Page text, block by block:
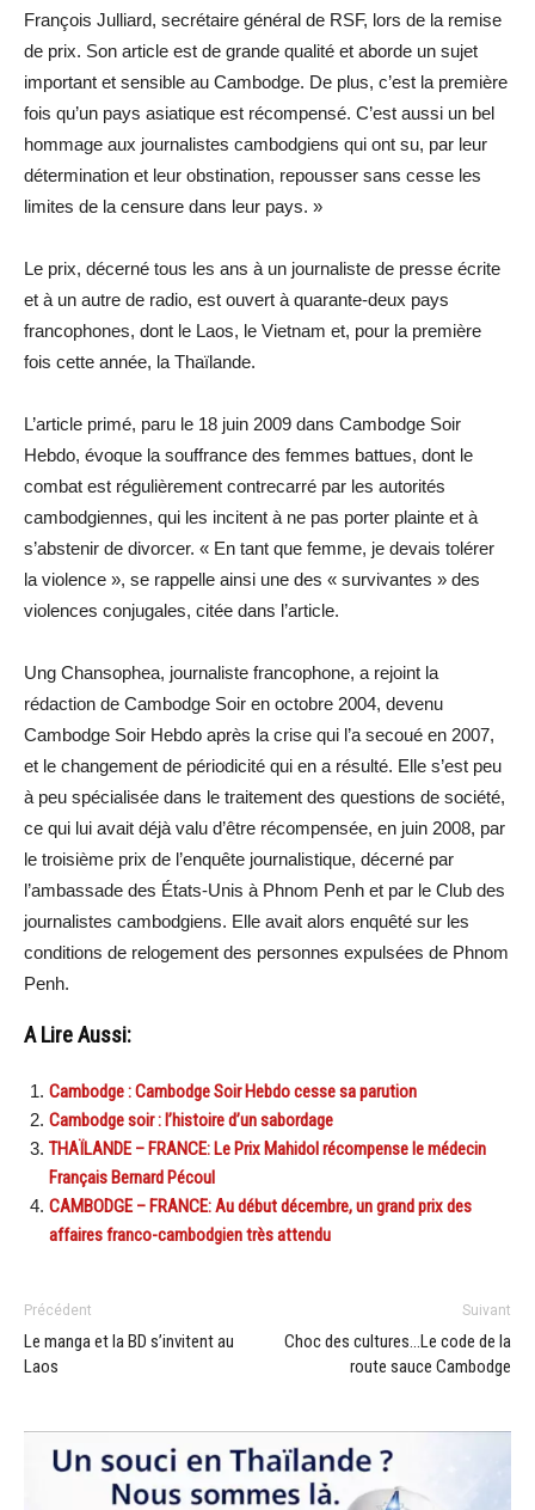
François Julliard, secrétaire général de RSF, lors de la remise
de prix. Son article est de grande qualité et aborde un sujet
important et sensible au Cambodge. De plus, c’est la première
fois qu’un pays asiatique est récompensé. C’est aussi un bel
hommage aux journalistes cambodgiens qui ont su, par leur
détermination et leur obstination, repousser sans cesse les
limites de la censure dans leur pays. »
Le prix, décerné tous les ans à un journaliste de presse écrite
et à un autre de radio, est ouvert à quarante-deux pays
francophones, dont le Laos, le Vietnam et, pour la première
fois cette année, la Thaïlande.
L’article primé, paru le 18 juin 2009 dans Cambodge Soir
Hebdo, évoque la souffrance des femmes battues, dont le
combat est régulièrement contrecarré par les autorités
cambodgiennes, qui les incitent à ne pas porter plainte et à
s’abstenir de divorcer. « En tant que femme, je devais tolérer
la violence », se rappelle ainsi une des « survivantes » des
violences conjugales, citée dans l’article.
Ung Chansophea, journaliste francophone, a rejoint la
rédaction de Cambodge Soir en octobre 2004, devenu
Cambodge Soir Hebdo après la crise qui l’a secoué en 2007,
et le changement de périodicité qui en a résulté. Elle s’est peu
à peu spécialisée dans le traitement des questions de société,
ce qui lui avait déjà valu d’être récompensée, en juin 2008, par
le troisième prix de l’enquête journalistique, décerné par
l’ambassade des États-Unis à Phnom Penh et par le Club des
journalistes cambodgiens. Elle avait alors enquêté sur les
conditions de relogement des personnes expulsées de Phnom
Penh.
A Lire Aussi:
Cambodge : Cambodge Soir Hebdo cesse sa parution
Cambodge soir : l’histoire d’un sabordage
THAÏLANDE – FRANCE: Le Prix Mahidol récompense le médecin
Français Bernard Pécoul
CAMBODGE – FRANCE: Au début décembre, un grand prix des
affaires franco-cambodgien très attendu
Précédent
Le manga et la BD s’invitent au
Laos
Suivant
Choc des cultures…Le code de la
route sauce Cambodge